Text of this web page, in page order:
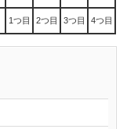
1つ目 2つ目 3つ目 4つ目